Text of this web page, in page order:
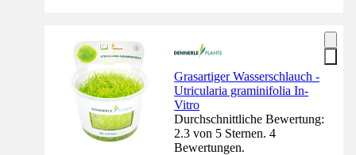
Grasartiger Wasserschlauch -
Utricularia graminifolia In-
Vitro
Durchschnittliche Bewertung:
2.3 von 5 Sternen. 4
Bewertungen.